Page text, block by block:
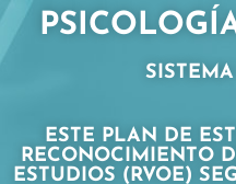
ESTE PLAN DE
RECONOCIMIENTO
ESTUDIOS (RVOE)